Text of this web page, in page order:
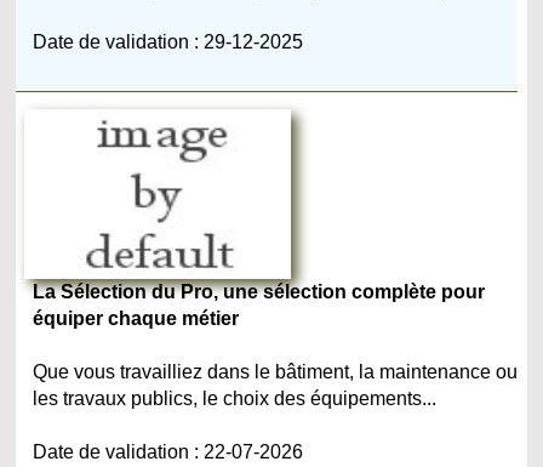
Date de validation : 29-12-2025
La Sélection du Pro, une sélection complète pour
équiper chaque métier
Que vous travailliez dans le bâtiment, la maintenance ou
les travaux publics, le choix des équipements...
Date de validation : 22-07-2026